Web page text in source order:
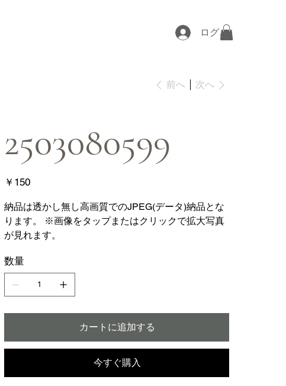
ログイン
前へ 次へ
2503080599
価
格
￥150
納品は透かし無し高画質でのJPEG(データ)納品とな
ります。 ※画像をタップまたはクリックで拡大写真
が見れます。
数量
カートに追加する
今すぐ購入